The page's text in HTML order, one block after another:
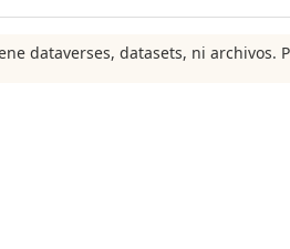
dataverses, datasets, ni archivos.